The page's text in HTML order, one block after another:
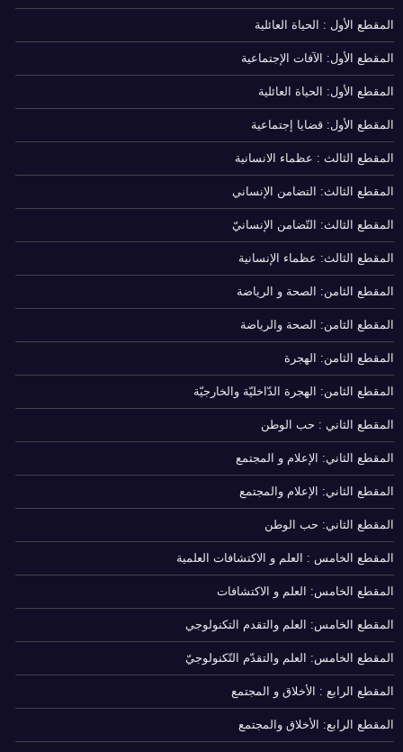
المقطع الأول : الحياة العائلية
المقطع الأول: الآفات الإجتماعية
المقطع الأول: الحياة العائلية
المقطع الأول: قضايا إجتماعية
المقطع الثالث : عظماء الانسانية
المقطع الثالث: التضامن الإنساني
المقطع الثالث: التّضامن الإنسانيّ
المقطع الثالث: عظماء الإنسانية
المقطع الثامن: الصحة و الرياضة
المقطع الثامن: الصحة والرياضة
المقطع الثامن: الهجرة
المقطع الثامن: الهجرة الدّاخليّة والخارجيّة
المقطع الثاني : حب الوطن
المقطع الثاني: الإعلام و المجتمع
المقطع الثاني: الإعلام والمجتمع
المقطع الثاني: حب الوطن
المقطع الخامس : العلم و الاكتشافات العلمية
المقطع الخامس: العلم و الاكتشافات
المقطع الخامس: العلم والتقدم التكنولوجي
المقطع الخامس: العلم والتقدّم التّكنولوجيّ
المقطع الرابع : الأخلاق و المجتمع
المقطع الرابع: الأخلاق والمجتمع